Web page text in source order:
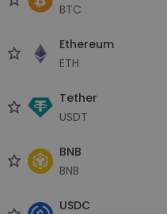
BTC
Ethereum
ETH
Tether
USDT
BNB
BNB
USDC